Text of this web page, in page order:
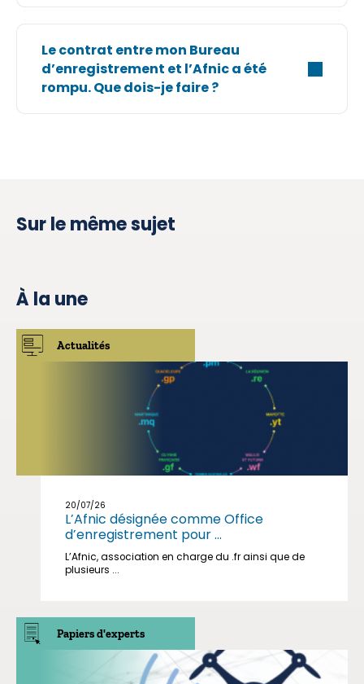
Le contrat entre mon Bureau
d’enregistrement et l’Afnic a été
rompu. Que dois-je faire ?
Sur le même sujet
À la une
Actualités
20/07/26
L’Afnic désignée comme Office
d’enregistrement pour ...
L’Afnic, association en charge du .fr ainsi que de
plusieurs ...
Papiers d'experts